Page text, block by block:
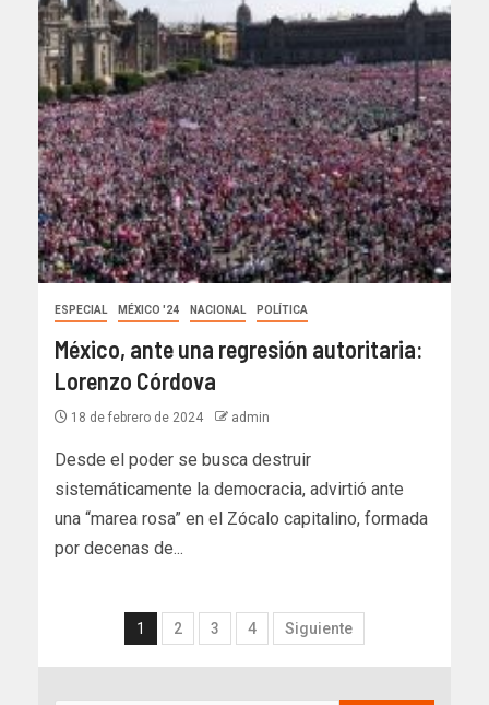
ESPECIAL MÉXICO '24 NACIONAL POLÍTICA
México, ante una regresión autoritaria:
Lorenzo Córdova
18 de febrero de 2024 admin
Desde el poder se busca destruir
sistemáticamente la democracia, advirtió ante
una “marea rosa” en el Zócalo capitalino, formada
por decenas de...
1 2 3 4 Siguiente